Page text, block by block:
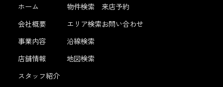
ホーム
会社概要
事業内容
店舗情報
スタッフ紹介
物件検索
エリア検索
沿線検索
地図検索
来店予約
お問い合わせ